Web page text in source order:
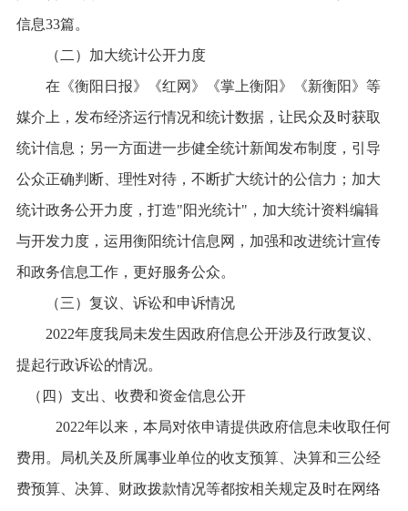
信息33篇。
（二）加大统计公开力度
在《衡阳日报》《红网》《掌上衡阳》《新衡阳》 等
媒介 上， 发布经济运行情况和统计数据，让民众及时获取
统计信息；另一方面进一步健全统计新闻发布制度，引导
公众正确判断、理性对待，不断扩大统计的公信力；加大
统计政务公开力度，打造"阳光统计"，加大统计资料编辑
与开发力度，运用衡阳统计信息网，加强和改进统计宣传
和政务信息工作，更好服务公众。
（三）复议、诉讼和申诉情况
2022年度我局未发生因政府信息公开涉及行政复议、
提起行政诉讼的情况。
（四）支出、收费和资金信息公开
2022年以来，本局对依申请提供政府信息未收取任何
费用。局机关及所属事业单位的收支预算、决算和三公经
费预算、决算、财政拨款情况等都按相关规定及时在网络